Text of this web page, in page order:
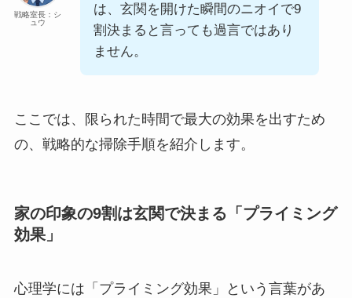
戦略室長：シ
ュウ
は、玄関を開けた瞬間のニオイで9
割決まると言っても過言ではあり
ません。
ここでは、限られた時間で最大の効果を出すため
の、戦略的な掃除手順を紹介します。
家の印象の9割は玄関で決まる「プライミング
効果」
心理学には「プライミング効果」という言葉があ